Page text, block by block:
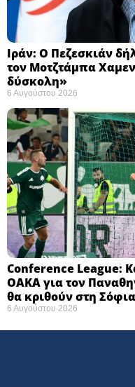
Ιράν: Ο Πεζεσκιάν
τον Μοτζτάμπα
δύσκολη» ​
6 Αυγούστου 2026
Conference League:
ΟΑΚΑ για τον
θα κριθούν στη Σόφια ​
6 Αυγούστου 2026